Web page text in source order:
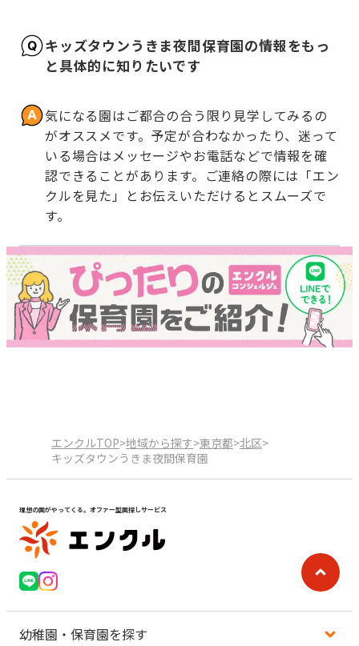
キッズタウンうきま夜間保育園の情報をもっ
と具体的に知りたいです
気になる園はご都合の合う限り見学してみるの
がオススメです。予定が合わなかったり、迷って
いる場合はメッセージやお電話などで情報を確
認できることがあります。ご連絡の際には「エン
クルを見た」とお伝えいただけるとスムーズで
す。
エンクルTOP>地域から探す>東京都>北区>
キッズタウンうきま夜間保育園
理想の園がやってくる。オファー型園探しサービス
幼稚園・保育園を探す